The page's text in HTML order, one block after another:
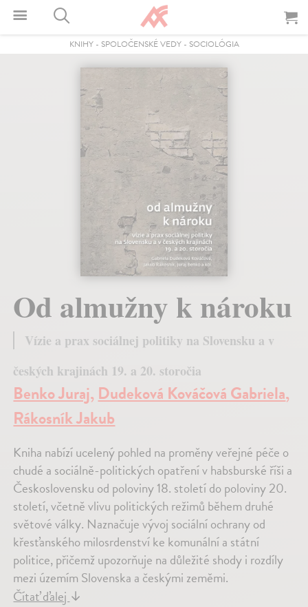
KNIHY- SPOLOČENSKÉ VEDY- SOCIOLÓGIA
Od almužny k nároku
Vízie a prax sociálnej politiky na Slovensku a v
českých krajinách 19. a 20. storočia
Benko Juraj, Dudeková Kováčová Gabriela,
Rákosník Jakub
Kniha nabízí ucelený pohled na proměny veřejné péče o
chudé a sociálně-politických opatření v habsburské říši a
Československu od poloviny 18. století do poloviny 20.
století, včetně vlivu politických režimů během druhé
světové války. Naznačuje vývoj sociální ochrany od
křesťanského milosrdenství ke komunální a státní
politice, přičemž upozorňuje na důležité shody i rozdíly
mezi územím Slovenska a českými zeměmi.
Čítať ďalej ↓